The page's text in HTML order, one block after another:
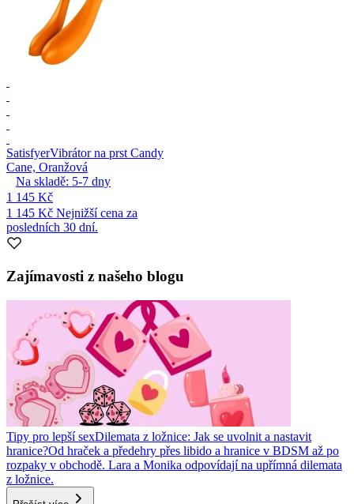
SatisfyerVibrátor na prst Candy
Cane, Oranžová
Na skladě: 5-7 dny
1 145 Kč
1 145 Kč Nejnižší cena za
posledních 30 dní.
Zajímavosti z našeho blogu
Tipy pro lepší sexDilemata z ložnice: Jak se uvolnit a nastavit
hranice?Od hraček a předehry přes libido a hranice v BDSM až po
rozpaky v obchodě. Lara a Monika odpovídají na upřímná dilemata
z ložnice.